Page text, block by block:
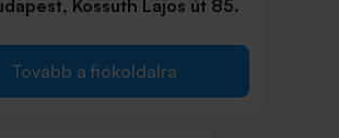
Kossuth Lajos út 85.
Tovább a fiókoldalra